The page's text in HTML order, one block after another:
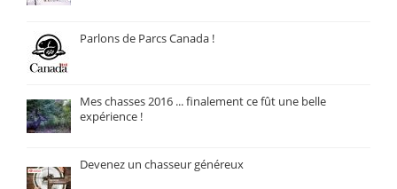
Parlons de Parcs Canada !
Mes chasses 2016 ... finalement ce fût une belle
expérience !
Devenez un chasseur généreux